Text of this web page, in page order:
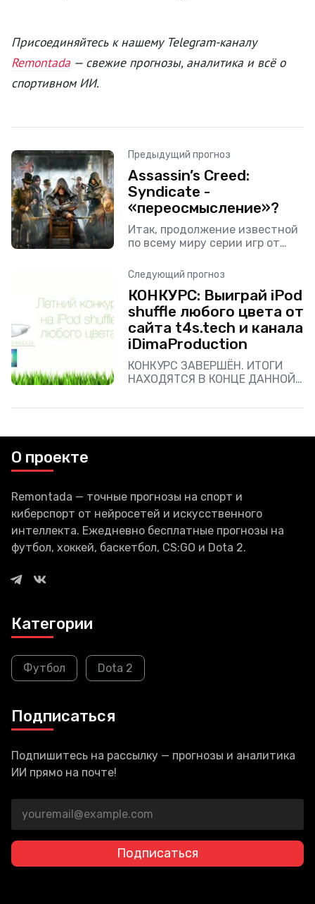
Присоединяйтесь к нашему Telegram-каналу
Remontada — свежие прогнозы, аналитика и всё о
спортивном ИИ.
Предыдущий прогноз
Assassin’s Creed:
Syndicate -
«переосмысление»?
Итак, продолжение известной
по всему миру серии игр от
слухов ходило поначалу, ибо
таинственная подача и
название «Victory» в заголовке
давало немало
Следующий прогноз
КОНКУРС: Выиграй iPod
shuffle любого цвета от
сайта t4s.tech и канала
iDimaProduction
КОНКУРС ЗАВЕРШЁН. ИТОГИ
НАХОДЯТСЯ В КОНЦЕ ДАННОЙ
t4s.tech и канал
О проекте
Remontada — точные прогнозы на спорт и
киберспорт от нейросетей и искусственного
интеллекта. Ежедневно бесплатные прогнозы на
футбол, хоккей, баскетбол, CS:GO и Dota 2.
Категории
Футбол Dota 2
Подписаться
Подпишитесь на рассылку — прогнозы и аналитика
ИИ прямо на почте!
Подписаться